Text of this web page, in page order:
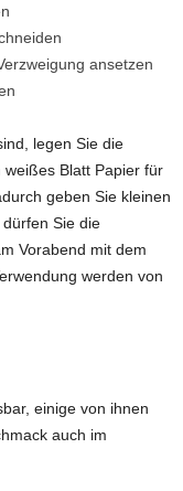
ansetzen
legen Sie die
Blatt Papier für
geben Sie kleinen
Sie die
Vorabend mit dem
werden von
einige von ihnen
auch im